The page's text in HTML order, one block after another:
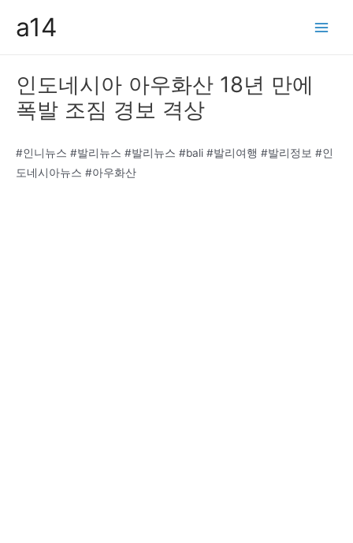
a14
인도네시아 아우화산 18년 만에
폭발 조짐 경보 격상
#인니뉴스 #발리뉴스 #발리뉴스 #bali #발리여행 #발리정보 #인
도네시아뉴스 #아우화산